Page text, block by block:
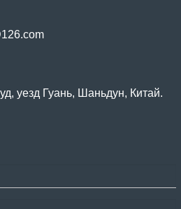
уезд Гуань, Шаньдун, Китай.